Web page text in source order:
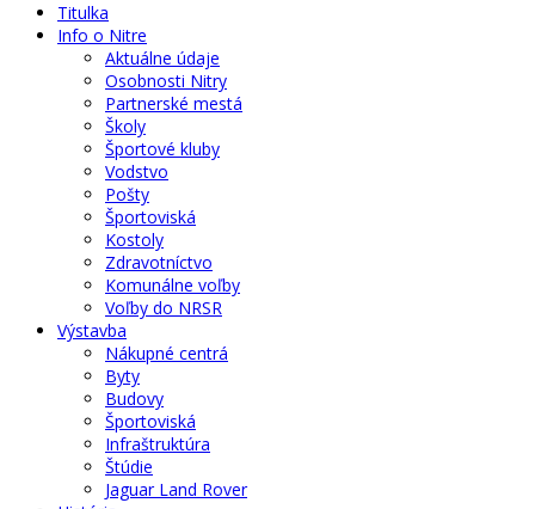
Titulka
Info o Nitre
Aktuálne údaje
Osobnosti Nitry
Partnerské mestá
Školy
Športové kluby
Vodstvo
Pošty
Športoviská
Kostoly
Zdravotníctvo
Komunálne voľby
Voľby do NRSR
Výstavba
Nákupné centrá
Byty
Budovy
Športoviská
Infraštruktúra
Štúdie
Jaguar Land Rover